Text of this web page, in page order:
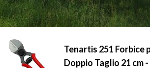
Tenartis 251 Forbice
Doppio Taglio 21 cm